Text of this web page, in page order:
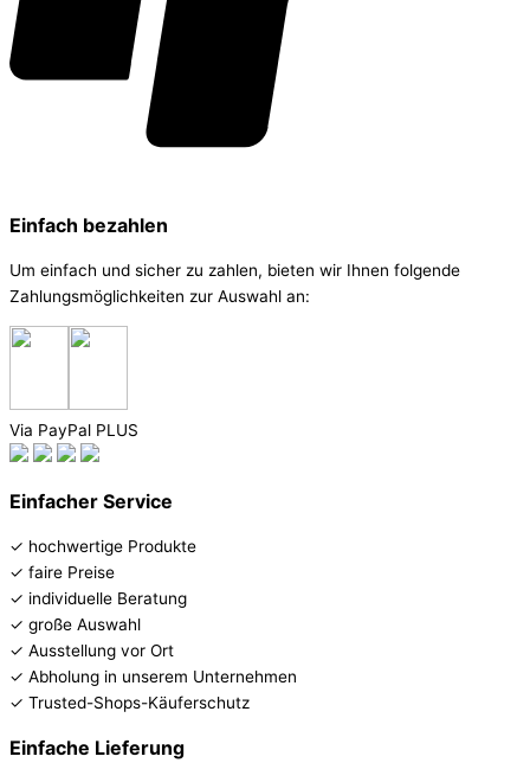
Einfach bezahlen
Um einfach und sicher zu zahlen, bieten wir Ihnen folgende
Zahlungsmöglichkeiten zur Auswahl an:
Via PayPal PLUS
Einfacher Service
✓ hochwertige Produkte
✓ faire Preise
✓ individuelle Beratung
✓ große Auswahl
✓ Ausstellung vor Ort
✓ Abholung in unserem Unternehmen
✓ Trusted-Shops-Käuferschutz
Einfache Lieferung